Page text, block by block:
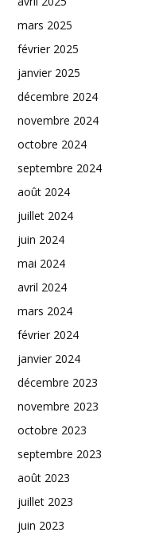
mars 2025
février 2025
janvier 2025
décembre 2024
novembre 2024
octobre 2024
septembre 2024
août 2024
juillet 2024
juin 2024
mai 2024
avril 2024
mars 2024
février 2024
janvier 2024
décembre 2023
novembre 2023
octobre 2023
septembre 2023
août 2023
juillet 2023
juin 2023